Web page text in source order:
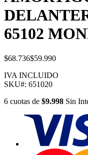
65102
$68.736$59.990
IVA INCLUIDO
SKU#: 651020
6 cuotas de $9.998 Sin